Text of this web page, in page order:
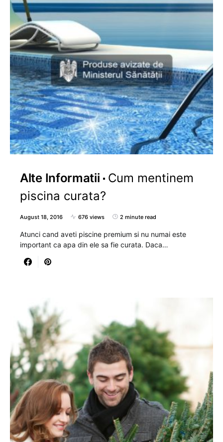
Alte Informatii
Cum mentinem
piscina curata?
August 18, 2016 676 views 2 minute read
Atunci cand aveti piscine premium si nu numai este
important ca apa din ele sa fie curata. Daca…